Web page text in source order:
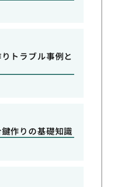
トラブル事例と
作りの基礎知識